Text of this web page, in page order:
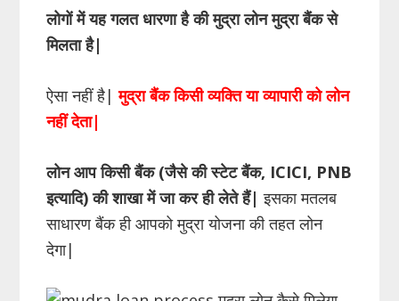
लोगों में यह गलत धारणा है की मुद्रा लोन मुद्रा बैंक से
मिलता है|
ऐसा नहीं है|मुद्रा बैंक किसी व्यक्ति या व्यापारी को लोन
नहीं देता|
लोन आप किसी बैंक (जैसे की स्टेट बैंक, ICICI, PNB
इत्यादि) की शाखा में जा कर ही लेते हैं| इसका मतलब
साधारण बैंक ही आपको मुद्रा योजना की तहत लोन
देगा|